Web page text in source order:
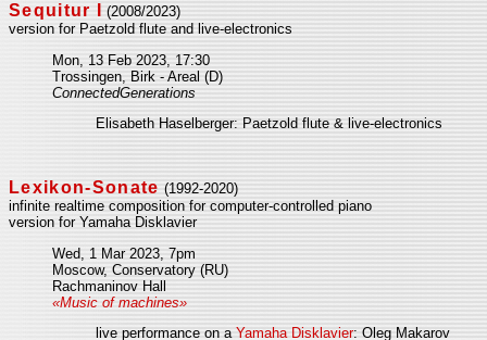
Sequitur I
(2008/2023)
version for Paetzold flute and live-electronics
Mon, 13 Feb 2023, 17:30
Trossingen, Birk - Areal (D)
ConnectedGenerations
Elisabeth Haselberger: Paetzold flute & live-electronics
Lexikon-Sonate (1992-2020)
infinite realtime composition for computer-controlled piano
version for Yamaha Disklavier
Wed, 1 Mar 2023, 7pm
Moscow, Conservatory (RU)
Rachmaninov Hall
«Music of machines»
live performance on a Yamaha Disklavier: Oleg Makarov